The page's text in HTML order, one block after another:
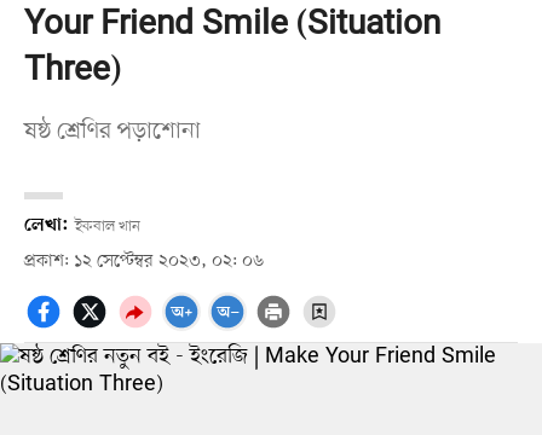
Your Friend Smile (Situation
Three)
ষষ্ঠ শ্রেণির পড়াশোনা
লেখা: ইকবাল খান
প্রকাশ: ১২ সেপ্টেম্বর ২০২৩, ০২: ০৬